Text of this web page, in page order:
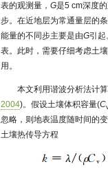
表的观测量， G是5 cm深度
步。在近地层为常通量层的
能量的不同步主要是由G引
表。此时，需要仔细考虑土
用。
本文利用谐波分析法计
2004)。假设土壤体积容量(C
忽略，则地表温度随时间的
土壤热传导方程